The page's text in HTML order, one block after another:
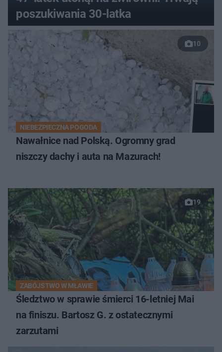
poszukiwania 30-latka
10
NIEBEZPIECZNA POGODA
Nawałnice nad Polską. Ogromny grad
niszczy dachy i auta na Mazurach!
19
ZABÓJSTWO W MŁAWIE
Śledztwo w sprawie śmierci 16-letniej Mai
na finiszu. Bartosz G. z ostatecznymi
zarzutami